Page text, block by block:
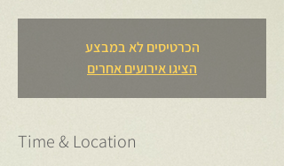
הכרטיסים לא במבצע
הציגו אירועים אחרים
Time & Location